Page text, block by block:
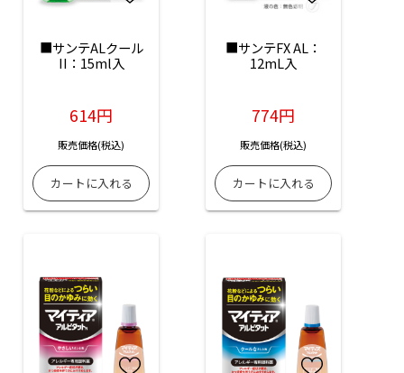
■サンテALクール
II：15ml入
614円
販売価格(税込)
■サンテFX AL：
12mL入
774円
販売価格(税込)